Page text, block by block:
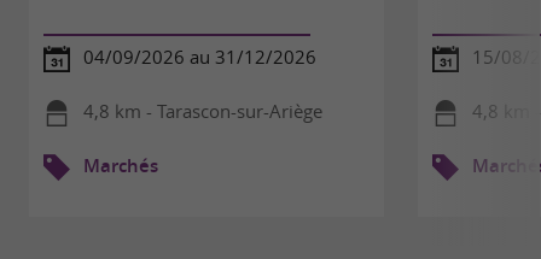
04/09/2026 au 31/12/2026
4,8 km - Tarascon-sur-Ariège
Marchés
15/08/
4,8 km